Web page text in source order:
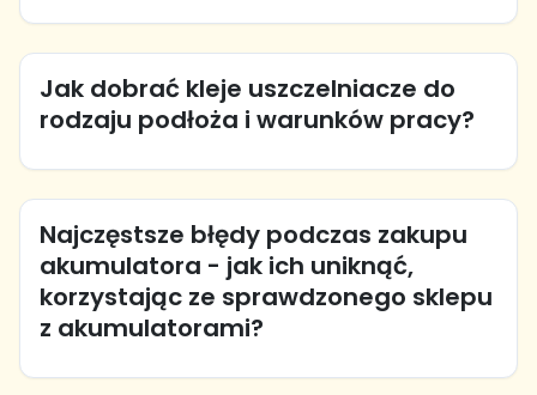
Jak dobrać kleje uszczelniacze do
rodzaju podłoża i warunków pracy?
Najczęstsze błędy podczas zakupu
akumulatora - jak ich uniknąć,
korzystając ze sprawdzonego sklepu
z akumulatorami?